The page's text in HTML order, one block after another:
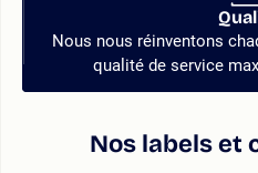
Nous nous réinventons
qualité de service
Nos labels et